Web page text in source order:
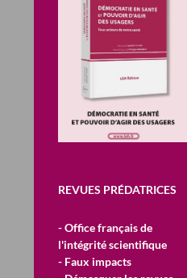
REVUES PRÉDATRICES
- Office français de
l'intégrité scientifique
- Faux impacts